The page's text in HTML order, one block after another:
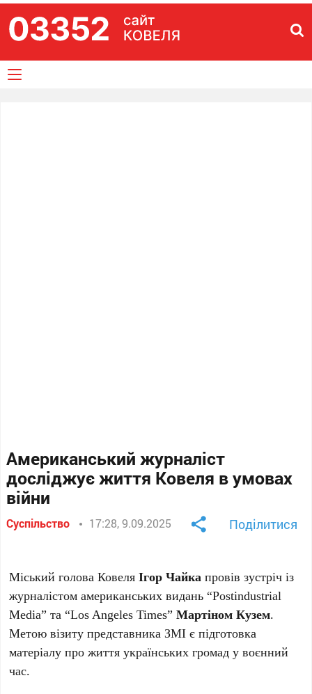
Американський журналіст
досліджує життя Ковеля в умовах
війни
Суспільство 17:28, 9.09.2025 Поділитися
Міський голова КовеляІгор Чайка провів зустріч із
журналістом американських видань “Postindustrial
Media” та “Los Angeles Times”Мартіном Кузем.
Метою візиту представника ЗМІ є підготовка
матеріалу про життя українських громад у воєнний
час.